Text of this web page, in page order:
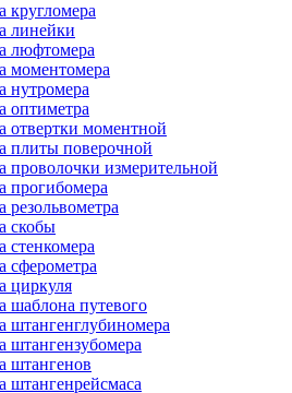
кругломера
линейки
люфтомера
моментомера
нутромера
оптиметра
отвертки моментной
плиты поверочной
проволочки измерительной
прогибомера
резольвометра
скобы
стенкомера
сферометра
циркуля
шаблона путевого
штангенглубиномера
штангензубомера
штангенов
штангенрейсмаса